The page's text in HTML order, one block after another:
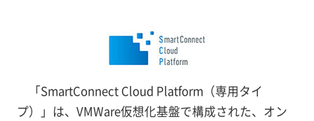
「SmartConnect Cloud Platform（専用タイ
プ）」は、VMWare仮想化基盤で構成された、オン